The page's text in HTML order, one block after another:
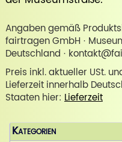
Angaben gemäß
fairtragen GmbH ·
Deutschland ·
Preis inkl. aktueller USt.
Lieferzeit innerhalb
Staaten hier: Lieferzeit
Kategorien